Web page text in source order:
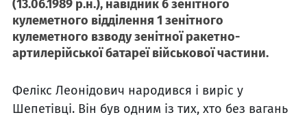
(13.06.1989 р.н.), навідник 6 зенітного
кулеметного відділення 1 зенітного
кулеметного взводу зенітної ракетно-
артилерійської батареї військової частини.
Фелікс Леонідович народився і виріс у
Шепетівці. Він був одним із тих, хто без вагань